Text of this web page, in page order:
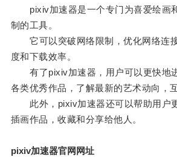
pixiv加速器是一个专门为喜爱绘画
制的工具。
它可以突破网络限制，优化网络连
度和下载效率。
有了pixiv加速器，用户可以更快地
各类优秀作品，了解最新的艺术动向，
此外，pixiv加速器还可以帮助用户
插画作品，收藏和分享给他人。
pixiv加速器官网网址